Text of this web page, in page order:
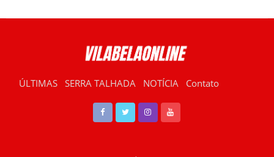
ÚLTIMAS SERRA TALHADA NOTÍCIA Contato